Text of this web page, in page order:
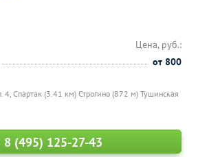
4, Спартак (3.41 км) Строгино (872 м) Тушинская
Цена, руб.:
от 800
8 (495) 125-27-43